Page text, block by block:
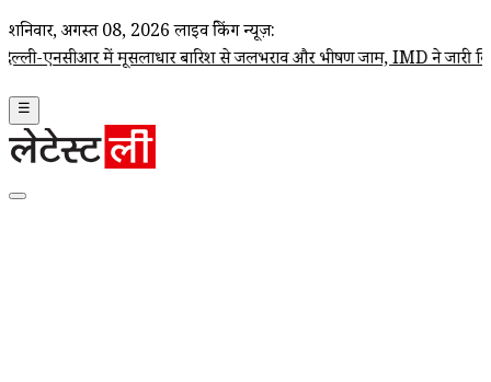
शनिवार, अगस्त 08, 2026 लाइव ब्रेकिंग न्यूज़:
में मूसलाधार बारिश से जलभराव और भीषण जाम, IMD ने जारी किया रेड
☰